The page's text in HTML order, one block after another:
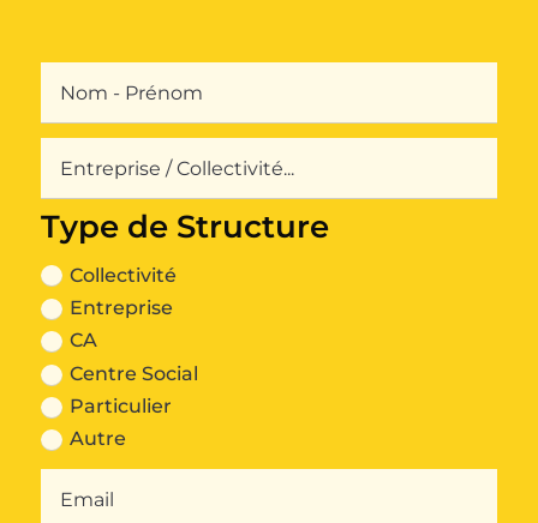
Type de Structure
Collectivité
Entreprise
CA
Centre Social
Particulier
Autre